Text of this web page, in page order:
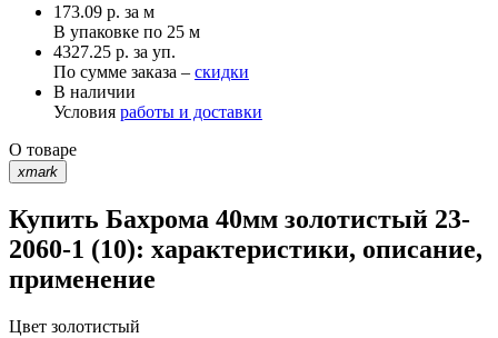
173.09 р. за м
В упаковке по 25 м
4327.25 р. за уп.
По сумме заказа – скидки
В наличии
Условия работы и доставки
О товаре
xmark
Купить Бахрома 40мм золотистый 23-
2060-1 (10): характеристики, описание,
применение
Цвет золотистый